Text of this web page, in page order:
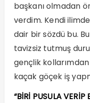
başkanı olmadan
verdim. Kendi
dair bir sözdü bu.
tavizsiz tutmuş
gençlik
kaçak göçek iş
“BİRİ PUSULA VERİP